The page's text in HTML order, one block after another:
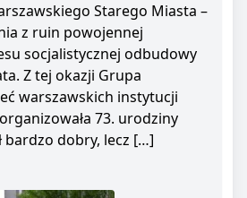
Starego Miasta –
z ruin powojennej
socjalistycznej odbudowy
Z tej okazji Grupa
warszawskich instytucji
73. urodziny
bardzo dobry, lecz […]